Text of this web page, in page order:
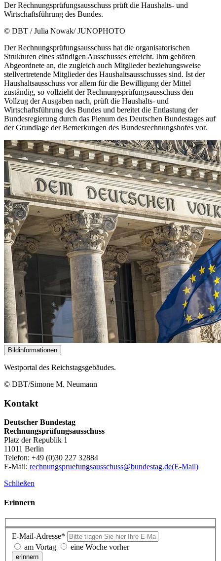
Der Rechnungsprüfungsausschuss prüft die Haushalts- und
Wirtschaftsführung des Bundes.
© DBT / Julia Nowak/ JUNOPHOTO
Der Rechnungsprüfungsausschuss hat die organisatorischen
Strukturen eines ständigen Ausschusses erreicht. Ihm gehören
Abgeordnete an, die zugleich auch Mitglieder beziehungsweise
stellvertretende Mitglieder des Haushaltsausschusses sind. Ist der
Haushaltsausschuss vor allem für die Bewilligung der Mittel
zuständig, so vollzieht der Rechnungsprüfungsausschuss den
Vollzug der Ausgaben nach, prüft die Haushalts- und
Wirtschaftsführung des Bundes und bereitet die Entlastung der
Bundesregierung durch das Plenum des Deutschen Bundestages auf
der Grundlage der Bemerkungen des Bundesrechnungshofes vor.
Bildinformationen
Westportal des Reichstagsgebäudes.
© DBT/Simone M. Neumann
Kontakt
Deutscher Bundestag
Rechnungsprüfungsausschuss
Platz der Republik 1
11011 Berlin
Telefon: +49 (0)30 227 32884
E-Mail: rechnungspruefungsausschuss@bundestag.de(E-Mail)
Schließen
Erinnern
E-Mail-Adresse*
am Vortag
eine Woche vorher
erinnern